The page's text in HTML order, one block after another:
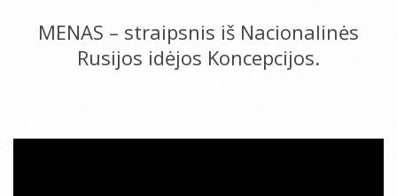
MENAS – straipsnis iš Nacionalinės
Rusijos idėjos Koncepcijos.